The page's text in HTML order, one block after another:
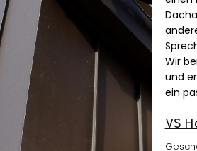
Wir
und
ein
VS